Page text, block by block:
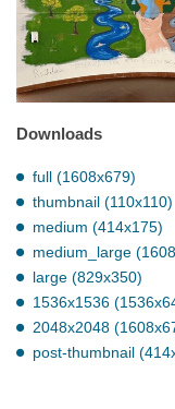
Downloads
full (1608x679)
thumbnail (110x110)
medium (414x175)
medium_large
large (829x350)
1536x1536
2048x2048
post-thumbnail